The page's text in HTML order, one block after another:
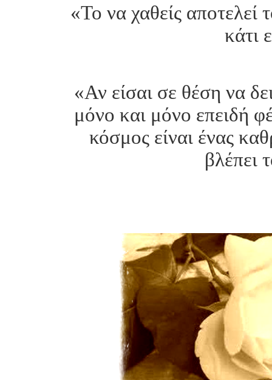
«Το να χαθείς αποτελεί
κάτι
«Αν είσαι σε θέση να
μόνο και μόνο επειδή
κόσμος είναι ένας
βλέπει